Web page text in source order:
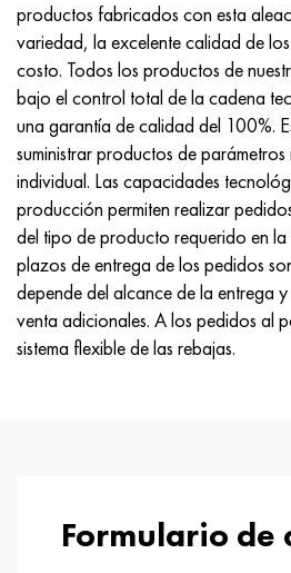
productos fabricados con esta
variedad, la excelente calidad de
costo. Todos los productos de
bajo el control total de la cadena
una garantía de calidad del 100%.
suministrar productos de
individual. Las capacidades
producción permiten realizar
del tipo de producto requerido en la
plazos de entrega de los pedidos
depende del alcance de la entrega
venta adicionales. A los pedidos al
sistema flexible de las rebajas.
Formulario de